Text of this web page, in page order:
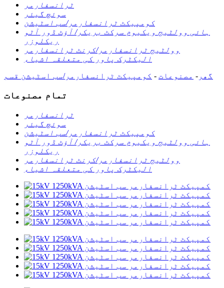
ٹرانسفارمر
سوئچ گیئر
کومپیکٹ ٹرانسفارمر/سب اسٹیشن
ہائی وولٹیج ویکیوم سرکٹ بریکر/ آؤٹ ڈور آٹو
ریکلوزر
وولٹیج ٹرانسفارمر/کرنٹ ٹرانسفارمر
الیکٹرک پاور کی متعلقہ اشیاء
گھر - مصنوعات - کومپیکٹ ٹرانسفارمر/سب اسٹیشن قسم
تمام مصنوعات
ٹرانسفارمر
سوئچ گیئر
کومپیکٹ ٹرانسفارمر/سب اسٹیشن
ہائی وولٹیج ویکیوم سرکٹ بریکر/ آؤٹ ڈور آٹو
ریکلوزر
وولٹیج ٹرانسفارمر/کرنٹ ٹرانسفارمر
الیکٹرک پاور کی متعلقہ اشیاء